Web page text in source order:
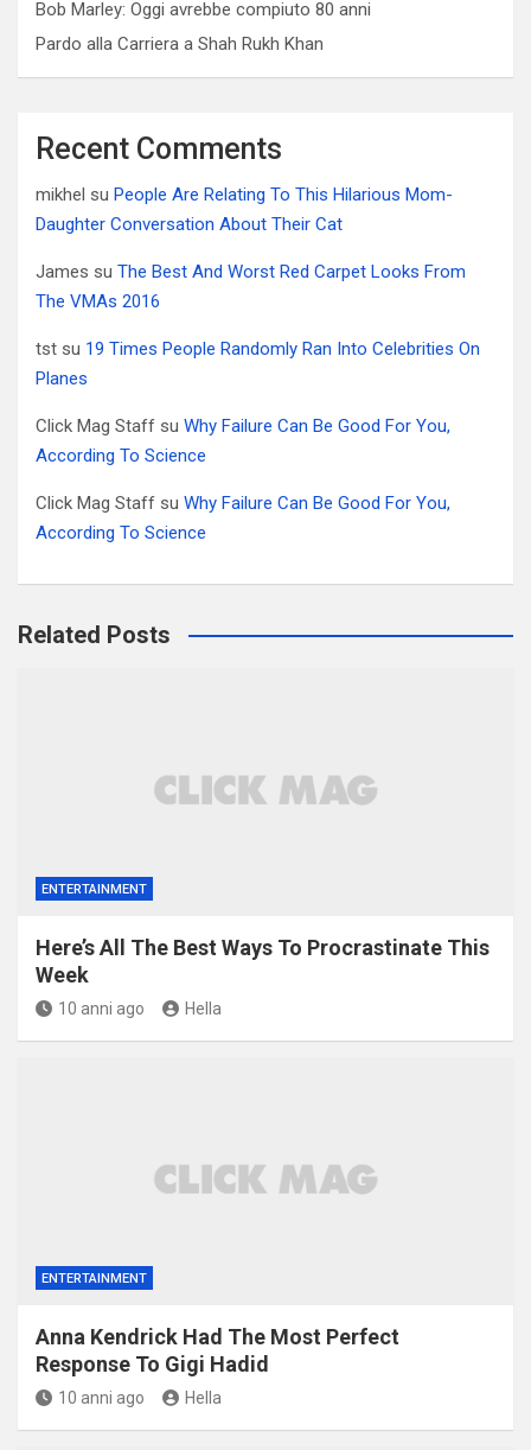
Bob Marley: Oggi avrebbe compiuto 80 anni
Pardo alla Carriera a Shah Rukh Khan
Recent Comments
mikhel su People Are Relating To This Hilarious Mom-
Daughter Conversation About Their Cat
James su The Best And Worst Red Carpet Looks From
The VMAs 2016
tst su 19 Times People Randomly Ran Into Celebrities On
Planes
Click Mag Staff su Why Failure Can Be Good For You,
According To Science
Click Mag Staff su Why Failure Can Be Good For You,
According To Science
Related Posts
ENTERTAINMENT
Here’s All The Best Ways To Procrastinate This
Week
10 anni ago Hella
ENTERTAINMENT
Anna Kendrick Had The Most Perfect
Response To Gigi Hadid
10 anni ago Hella